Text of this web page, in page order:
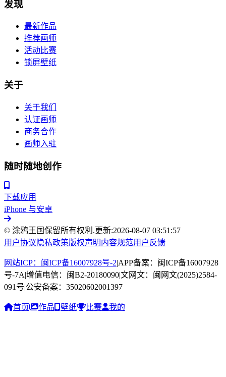
发现
最新作品
推荐画师
活动比赛
锁屏壁纸
关于
关于我们
认证画师
商务合作
画师入驻
随时随地创作
下载应用
iPhone 与安卓
© 涂鸦王国保留所有权利.更新:2026-08-07 03:51:57
用户协议 隐私政策版权声明内容规范用户反馈
网站ICP：闽ICP备16007928号-2|APP备案：闽ICP备16007928
号-7A|增值电信：闽B2-20180090|文网文：闽网文(2025)2584-
091号|公安备案：35020602001397
首页 作品 壁纸 比赛 我的